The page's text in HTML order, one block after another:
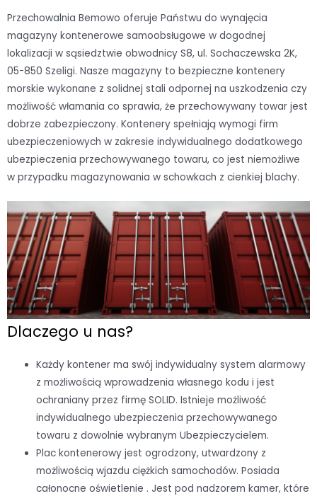
Przechowalnia Bemowo oferuje Państwu do wynajęcia
magazyny kontenerowe samoobsługowe w dogodnej
lokalizacji w sąsiedztwie obwodnicy S8, ul. Sochaczewska 2K,
05-850 Szeligi. Nasze magazyny to bezpieczne kontenery
morskie wykonane z solidnej stali odpornej na uszkodzenia czy
możliwość włamania co sprawia, że przechowywany towar jest
dobrze zabezpieczony. Kontenery spełniają wymogi firm
ubezpieczeniowych w zakresie indywidualnego dodatkowego
ubezpieczenia przechowywanego towaru, co jest niemożliwe
w przypadku magazynowania w schowkach z cienkiej blachy.
Dlaczego u nas?
Każdy kontener ma swój indywidualny system alarmowy
z możliwością wprowadzenia własnego kodu i jest
ochraniany przez firmę SOLID. Istnieje możliwość
indywidualnego ubezpieczenia przechowywanego
towaru z dowolnie wybranym Ubezpieczycielem.
Plac kontenerowy jest ogrodzony, utwardzony z
możliwością wjazdu ciężkich samochodów. Posiada
całonocne oświetlenie . Jest pod nadzorem kamer, które